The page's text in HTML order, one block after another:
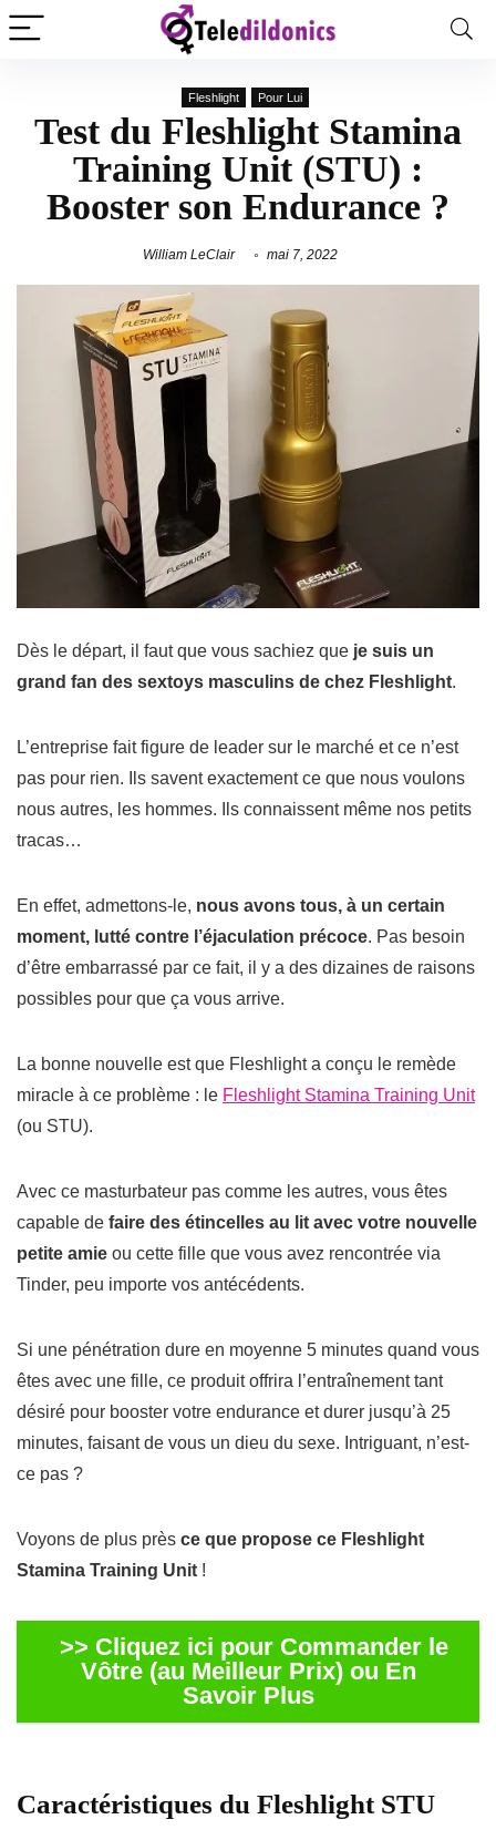
Fleshlight Pour Lui
Test du Fleshlight Stamina
Training Unit (STU) :
Booster son Endurance ?
William LeClair mai 7, 2022
Dès le départ, il faut que vous sachiez que je suis un
grand fan des sextoys masculins de chez Fleshlight.
L’entreprise fait figure de leader sur le marché et ce n’est
pas pour rien. Ils savent exactement ce que nous voulons
nous autres, les hommes. Ils connaissent même nos petits
tracas…
En effet, admettons-le, nous avons tous, à un certain
moment, lutté contre l’éjaculation précoce. Pas besoin
d’être embarrassé par ce fait, il y a des dizaines de raisons
possibles pour que ça vous arrive.
La bonne nouvelle est que Fleshlight a conçu le remède
miracle à ce problème : l e Fleshlight Stamina Training Unit
(ou STU).
Avec ce masturbateur pas comme les autres, vous êtes
capable de faire des étincelles au lit avec votre nouvelle
petite amie ou cette fille que vous avez rencontrée via
Tinder, peu importe vos antécédents.
Si une pénétration dure en moyenne 5 minutes quand vous
êtes avec une fille, ce produit offrira l’entraînement tant
désiré pour booster votre endurance et durer jusqu’à 25
minutes, faisant de vous un dieu du sexe. Intriguant, n’est-
ce pas ?
Voyons de plus près ce que propose ce Fleshlight
Stamina Training Unit !
>> Cliquez ici pour Commander le
Vôtre (au Meilleur Prix) ou En
Savoir Plus
Caractéristiques du Fleshlight STU